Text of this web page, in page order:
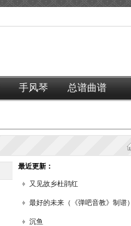
手风琴 总谱曲谱
最近更新：
又见故乡杜鹃红
最好的未来（《弹吧音教》制谱）
沉鱼